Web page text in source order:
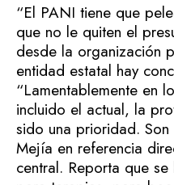
“El PANI tiene que
que no le quiten el
desde la organización
entidad estatal hay
“Lamentablemente en
incluido el actual, la
sido una prioridad.
Mejía en referencia
central. Reporta que